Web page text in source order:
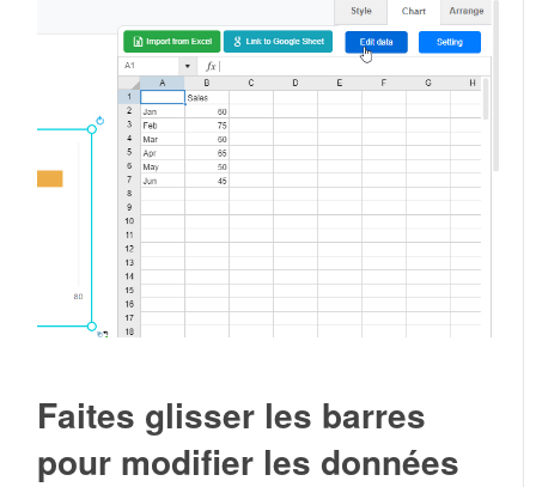
Faites glisser les barres
pour modifier les données